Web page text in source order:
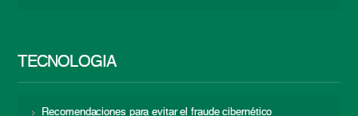
TECNOLOGÍA
Recomendaciones para evitar el fraude cibernético